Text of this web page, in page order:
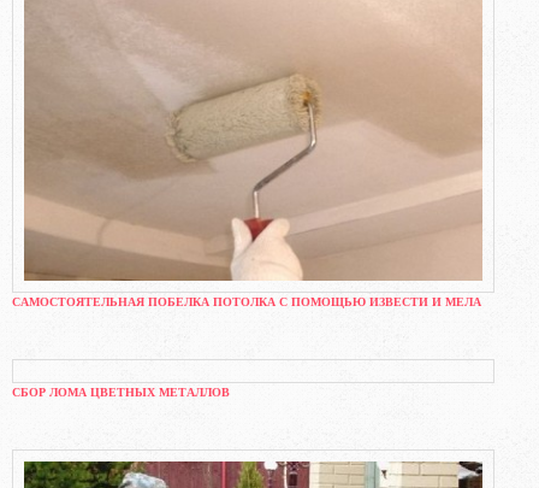
САМОСТОЯТЕЛЬНАЯ ПОБЕЛКА ПОТОЛКА С ПОМОЩЬЮ ИЗВЕСТИ И МЕЛА
СБОР ЛОМА ЦВЕТНЫХ МЕТАЛЛОВ